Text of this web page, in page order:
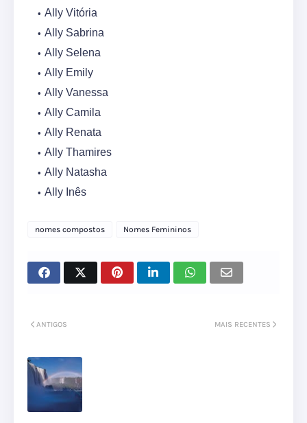
Ally Vitória
Ally Sabrina
Ally Selena
Ally Emily
Ally Vanessa
Ally Camila
Ally Renata
Ally Thamires
Ally Natasha
Ally Inês
nomes compostos Nomes Femininos
MAIS RECENTES
ANTIGOS